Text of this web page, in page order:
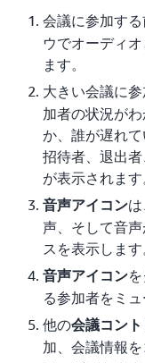
会議に参加する
ウでオーディ
ます。
大きい会議に参
加者の状況が
か、誰が遅れて
招待者、退出
が表示されます
音声アイコン
声、そして音
スを表示します
音声アイコン
る参加者をミュ
他の会議コン
加、会議情報